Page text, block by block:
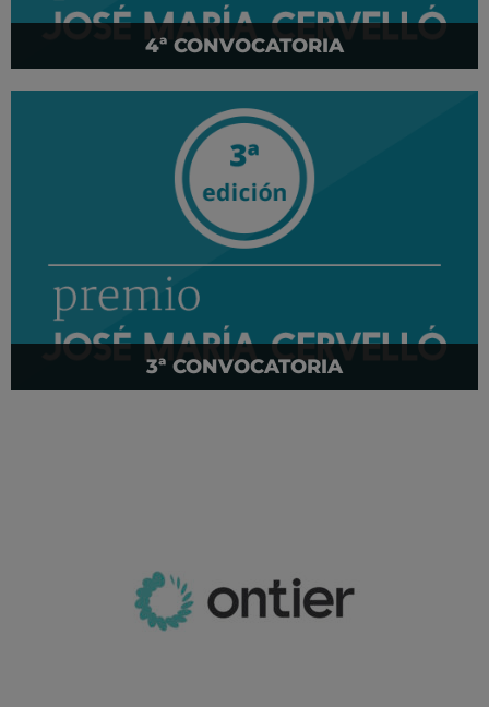
4ª CONVOCATORIA
3ª CONVOCATORIA